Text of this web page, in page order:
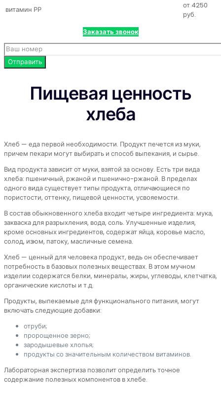
витамин РР
от 4250
руб.
Заказать звонок
Пищевая ценность
хлеба
Хлеб — еда первой необходимости. Продукт печется из муки,
причем пекари могут выбирать и способ выпекания, и сырье.
Вид продукта зависит от муки, взятой за основу. Есть три вида
хлеба: пшеничный, ржаной и пшенично-ржаной. В пределах
одного вида существует типы продукта, отличающиеся по
пористости, оттенку, пищевой ценности, усвояемости.
В состав обыкновенного хлеба входит четыре ингредиента: мука,
закваска для разрыхления, вода, соль. Улучшенные изделия,
кроме основных ингредиентов, содержат яйца, коровье масло,
солод, изюм, патоку, масличные семена.
Хлеб — ценный для человека продукт, ведь он обеспечивает
потребность в базовых полезных веществах. В этом мучном
изделии содержатся белки, минералы, жиры, углеводы, клетчатка,
органические кислоты и т.д.
Продукты, выпекаемые для функционального питания, могут
включать следующие добавки:
отруби;
пророщенное зерно;
зародышевые хлопья;
продукты со значительным количеством витаминов.
Лабораторная экспертиза позволит определить точное
содержание полезных компонентов в хлебе.